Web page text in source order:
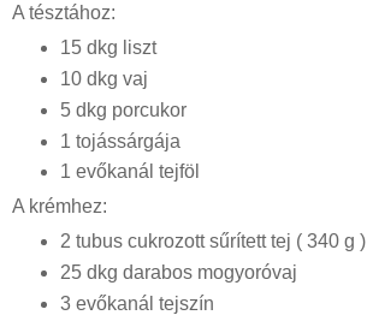
A tésztához:
15 dkg liszt
10 dkg vaj
5 dkg porcukor
1 tojássárgája
1 evőkanál tejföl
A krémhez:
2 tubus cukrozott sűrített tej ( 340 g )
25 dkg darabos mogyoróvaj
3 evőkanál tejszín